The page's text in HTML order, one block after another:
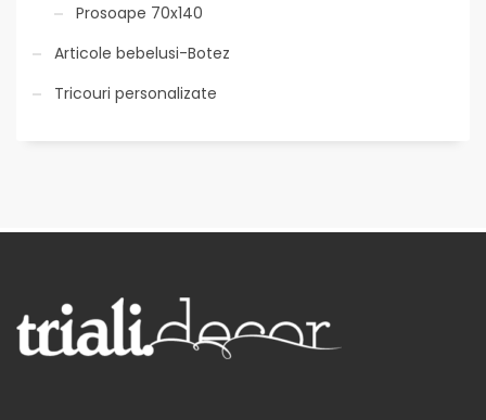
Prosoape 70x140
Articole bebelusi-Botez
Tricouri personalizate